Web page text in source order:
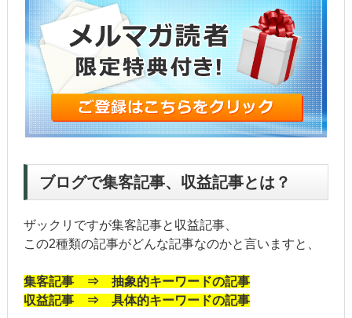
ブログで集客記事、収益記事とは？
ザックリですが集客記事と収益記事、
この2種類の記事がどんな記事なのかと言いますと、
集客記事 ⇒ 抽象的キーワードの記事
収益記事 ⇒ 具体的キーワードの記事